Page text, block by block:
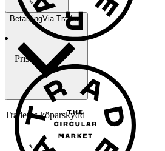
BetalningVia Tradera
Traderas köparskydd
Pris: